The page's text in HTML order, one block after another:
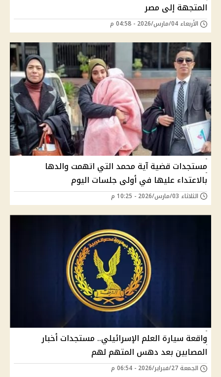
المتجهة إلى مصر
الأربعاء 04/مارس/2026 - 04:58 م
مستجدات قضية آية محمد التي اتهمت والدها
بالاعتداء عليها في أولى جلسات اليوم
الثلاثاء 03/مارس/2026 - 10:25 م
واقعة سيارة العلم الإسرائيلي.. مستجدات أخبار
المصابين بعد دهس المتهم لهم
الجمعة 27/فبراير/2026 - 06:54 م